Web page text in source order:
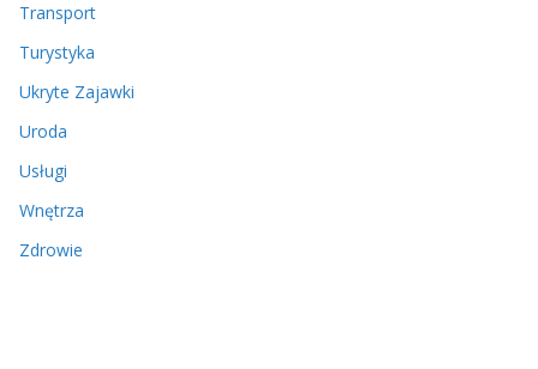
Transport
Turystyka
Ukryte Zajawki
Uroda
Usługi
Wnętrza
Zdrowie